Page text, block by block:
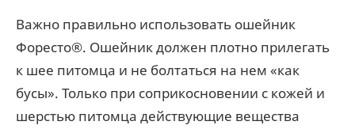
Важно правильно использовать ошейник
Форесто®. Ошейник должен плотно прилегать
к шее питомца и не болтаться на нем «как
бусы». Только при соприкосновении с кожей и
шерстью питомца действующие вещества